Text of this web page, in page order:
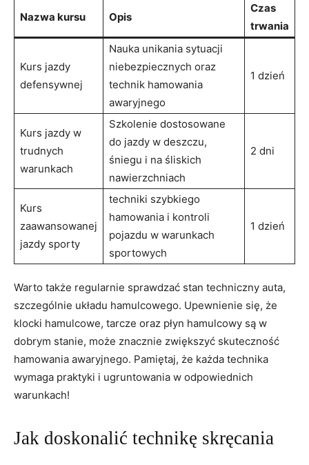
Nazwa kursu Opis
Czas
trwania
Kurs jazdy
⁤defensywnej
Nauka unikania sytuacji
niebezpiecznych oraz
technik⁢ hamowania
⁤awaryjnego
1 dzień
Kurs jazdy w
trudnych
warunkach
Szkolenie dostosowane
do jazdy w deszczu,
śniegu i na śliskich
nawierzchniach
2 dni
Kurs
zaawansowanej⁢
jazdy ⁢sporty
techniki szybkiego
hamowania i kontroli
pojazdu w⁢ warunkach
sportowych
1 dzień
Warto‌ także regularnie ‌sprawdzać stan techniczny auta,
‌szczególnie układu ‍hamulcowego.‍ Upewnienie się, że⁤
klocki ‌hamulcowe,⁣ tarcze oraz ⁤płyn hamulcowy są w
dobrym stanie, może‍ znacznie zwiększyć skuteczność
hamowania awaryjnego. Pamiętaj, że każda ‍technika ​
wymaga praktyki​ i ugruntowania​ w odpowiednich
warunkach!
Jak⁢ doskonalić ⁣technikę skręcania